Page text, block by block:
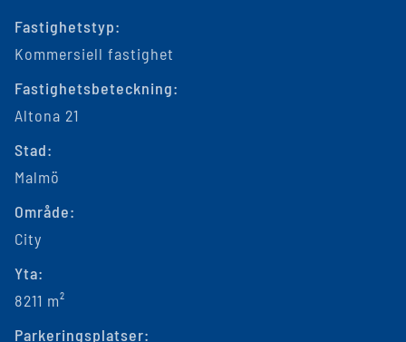
Fastighetstyp:
Kommersiell fastighet
Fastighetsbeteckning:
Altona 21
Stad:
Malmö
Område:
City
Yta:
8211 m²
Parkeringsplatser: